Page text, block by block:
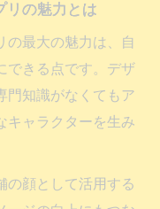
リの魅力とは
の最大の魅力は、自
できる点です。デザ
門知識がなくてもア
キャラクターを生み
の顔として活用する